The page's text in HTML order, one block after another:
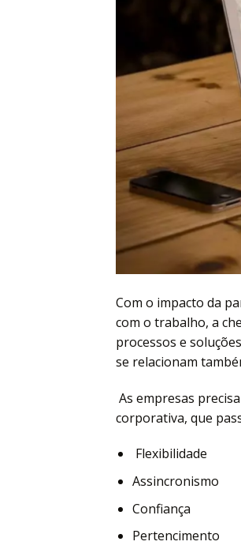
Com o impacto da
com o trabalho, a
processos e
se relacionam
As empresas
corporativa, que
Flexibilidade
Assincronismo
Confiança
Pertencimento